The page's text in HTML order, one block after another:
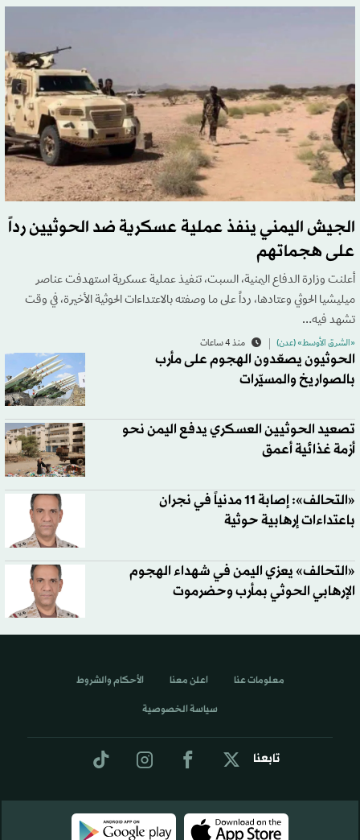
الجيش اليمني ينفذ عملية عسكرية ضد الحوثيين رداً
على هجماتهم
أعلنت وزارة الدفاع اليمنية، السبت، تنفيذ عملية عسكرية استهدفت عناصر
ميليشيا الحوثي وعتادها، رداً على ما وصفته بالاعتداءات الحوثية الأخيرة، في وقت
تشهد فيه…
«الشرق الأوسط» (عدن) منذ 4 ساعات
الحوثيون يصعّدون الهجوم على مأرب
بالصواريخ والمسيّرات
تصعيد الحوثيين العسكري يدفع اليمن نحو
أزمة غذائية أعمق
«التحالف»: إصابة 11 مدنياً في نجران
باعتداءات إرهابية حوثية
«التحالف» يعزي اليمن في شهداء الهجوم
الإرهابي الحوثي بمأرب وحضرموت
تابعنا
معلومات عنا اعلن معنا الأحكام والشروط
سياسة الخصوصية